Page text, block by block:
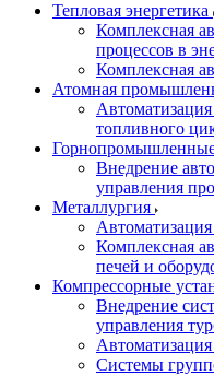
Тепловая энергетика
Комплексная
процессов в
Комплексная
Атомная
топливного
Внедрение
управления
Металлургия
Комплексная
печей и
Компрессорные
Внедрение
управления
Автоматизация
Системы